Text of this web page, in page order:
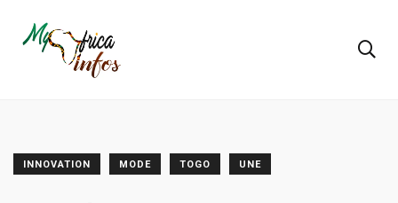
INNOVATION MODE TOGO UNE